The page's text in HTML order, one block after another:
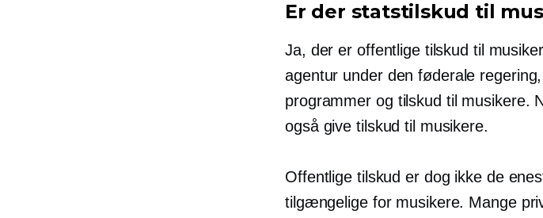
Er der statstilskud til
Ja, der er offentlige tilskud til
agentur under den føderale
programmer og tilskud til musikere.
også give tilskud til musikere.
Offentlige tilskud er dog ikke de
tilgængelige for musikere. Mange